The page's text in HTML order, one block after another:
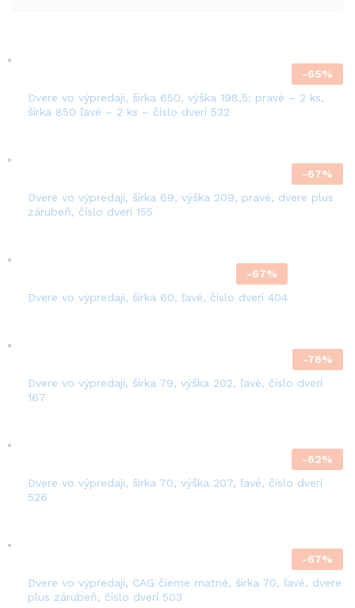
-65%
Dvere vo výpredaji, šírka 650, výška 198,5: pravé – 2 ks,
šírka 850 ľavé – 2 ks – číslo dverí 532
-67%
Dvere vo výpredaji, šírka 69, výška 209, pravé, dvere plus
zárubeň, číslo dverí 155
-67%
Dvere vo výpredaji, šírka 60, ľavé, číslo dverí 404
-76%
Dvere vo výpredaji, šírka 79, výška 202, ľavé, číslo dverí
167
-62%
Dvere vo výpredaji, šírka 70, výška 207, ľavé, číslo dverí
526
-67%
Dvere vo výpredaji, CAG čierne matné, šírka 70, ľavé, dvere
plus zárubeň, číslo dverí 503